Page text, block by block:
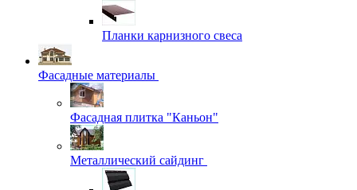
Планки карнизного свеса
Фасадные материалы
Фасадная плитка "Каньон"
Металлический сайдинг